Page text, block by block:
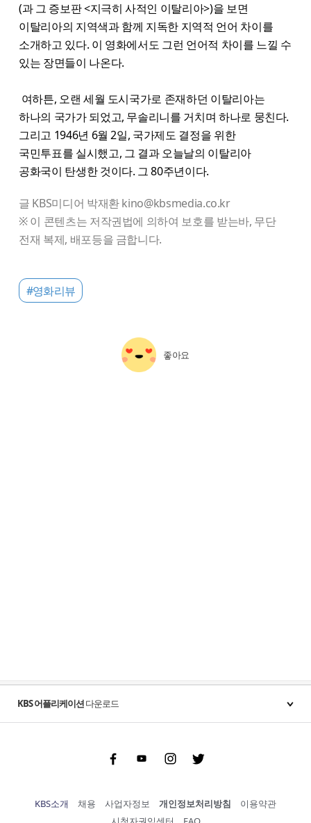
(과 그 증보판 <지극히 사적인 이탈리아>)을 보면
이탈리아의 지역색과 함께 지독한 지역적 언어 차이를
소개하고 있다. 이 영화에서도 그런 언어적 차이를 느낄 수
있는 장면들이 나온다.
여하튼, 오랜 세월 도시국가로 존재하던 이탈리아는
하나의 국가가 되었고, 무솔리니를 거치며 하나로 뭉친다.
그리고 1946년 6월 2일, 국가제도 결정을 위한
국민투표를 실시했고, 그 결과 오늘날의 이탈리아
공화국이 탄생한 것이다. 그 80주년이다.
글 KBS미디어 박재환 kino@kbsmedia.co.kr
※ 이 콘텐츠는 저작권법에 의하여 보호를 받는바, 무단
전재 복제, 배포등을 금합니다.
#영화리뷰
좋아요
KBS 어플리케이션다운로드
FacebookYoutubeInstgram Twitter
KBS소개 채용 사업자정보 개인정보처리방침
이용약관